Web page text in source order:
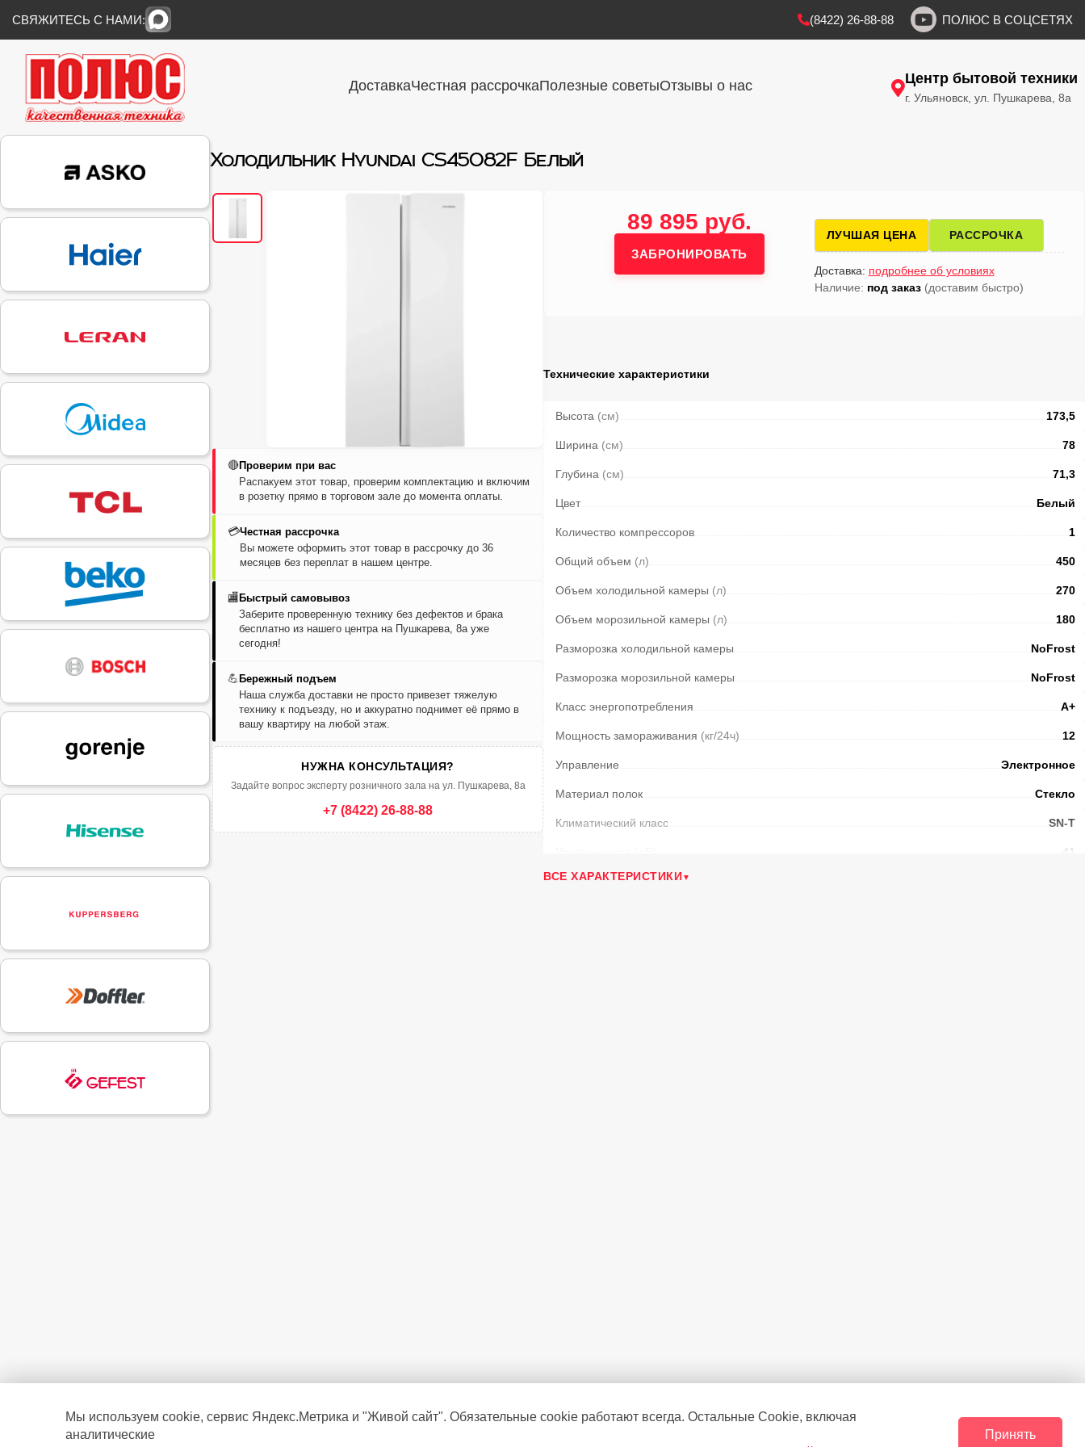
СВЯЖИТЕСЬ С НАМИ: (8422) 26-88-88 ПОЛЮС В СОЦСЕТЯХ
ДоставкаЧестная рассрочкаПолезные советыОтзывы о нас Центр бытовой техники
г. Ульяновск, ул. Пушкарева, 8а
Холодильник Hyundai CS45082F Белый
🔴Проверим при вас
Распакуем этот товар, проверим комплектацию и включим
в розетку прямо в торговом зале до момента оплаты.
💳Честная рассрочка
Вы можете оформить этот товар в рассрочку до 36
месяцев без переплат в нашем центре.
🏬 Быстрый самовывоз
Заберите проверенную технику без дефектов и брака
бесплатно из нашего центра на Пушкарева, 8а уже
сегодня!
💪 Бережный подъем
Наша служба доставки не просто привезет тяжелую
технику к подъезду, но и аккуратно поднимет её прямо в
вашу квартиру на любой этаж.
НУЖНА КОНСУЛЬТАЦИЯ?
Задайте вопрос эксперту розничного зала на ул. Пушкарева, 8а
+7 (8422) 26-88-88
89 895 руб.
ЗАБРОНИРОВАТЬ
ЛУЧШАЯ ЦЕНА РАССРОЧКА
Доставка: подробнее об условиях
Наличие: под заказ(доставим быстро)
Технические характеристики
Высота (см) 173,5
Ширина (см) 78
Глубина (см) 71,3
Цвет Белый
Количество компрессоров 1
Общий объем (л) 450
Объем холодильной камеры (л) 270
Объем морозильной камеры (л) 180
Разморозка холодильной камеры NoFrost
Разморозка морозильной камеры NoFrost
Класс энергопотребления А+
Мощность замораживания (кг/24ч) 12
Управление Электронное
Материал полок Стекло
Климатический класс SN-T
41
Количество дверей
ВСЕ ХАРАКТЕРИСТИКИ
Мы используем cookie, сервис Яндекс.Метрика и "Живой сайт". Обязательные cookie работают всегда. Остальные Сookie, включая
аналитические
Принять